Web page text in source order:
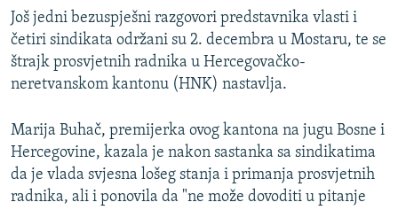
MOJA EVROPA
TRI DECENIJE OD RATA U BIH
NASTANAK I RASPAD JUGOSLAVIJE
Još jedni bezuspješni razgovori predstavnika vlasti i
četiri sindikata održani su 2. decembra u Mostaru, te se
štrajk prosvjetnih radnika u Hercegovačko-
neretvanskom kantonu (HNK) nastavlja.
Marija Buhač, premijerka ovog kantona na jugu Bosne i
Hercegovine, kazala je nakon sastanka sa sindikatima
da je vlada svjesna lošeg stanja i primanja prosvjetnih
radnika, ali i ponovila da "ne može dovoditi u pitanje